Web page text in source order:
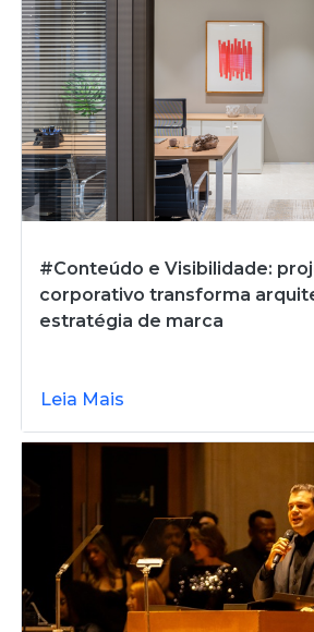
#Conteúdo e Visibilidade:
corporativo transforma
estratégia de marca
Leia Mais